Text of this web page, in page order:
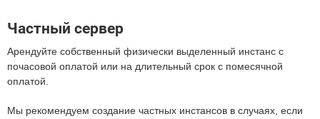
Частный сервер
Арендуйте собственный физически выделенный инстанс с
почасовой оплатой или на длительный срок с помесячной
оплатой.
Мы рекомендуем создание частных инстансов в случаях, если